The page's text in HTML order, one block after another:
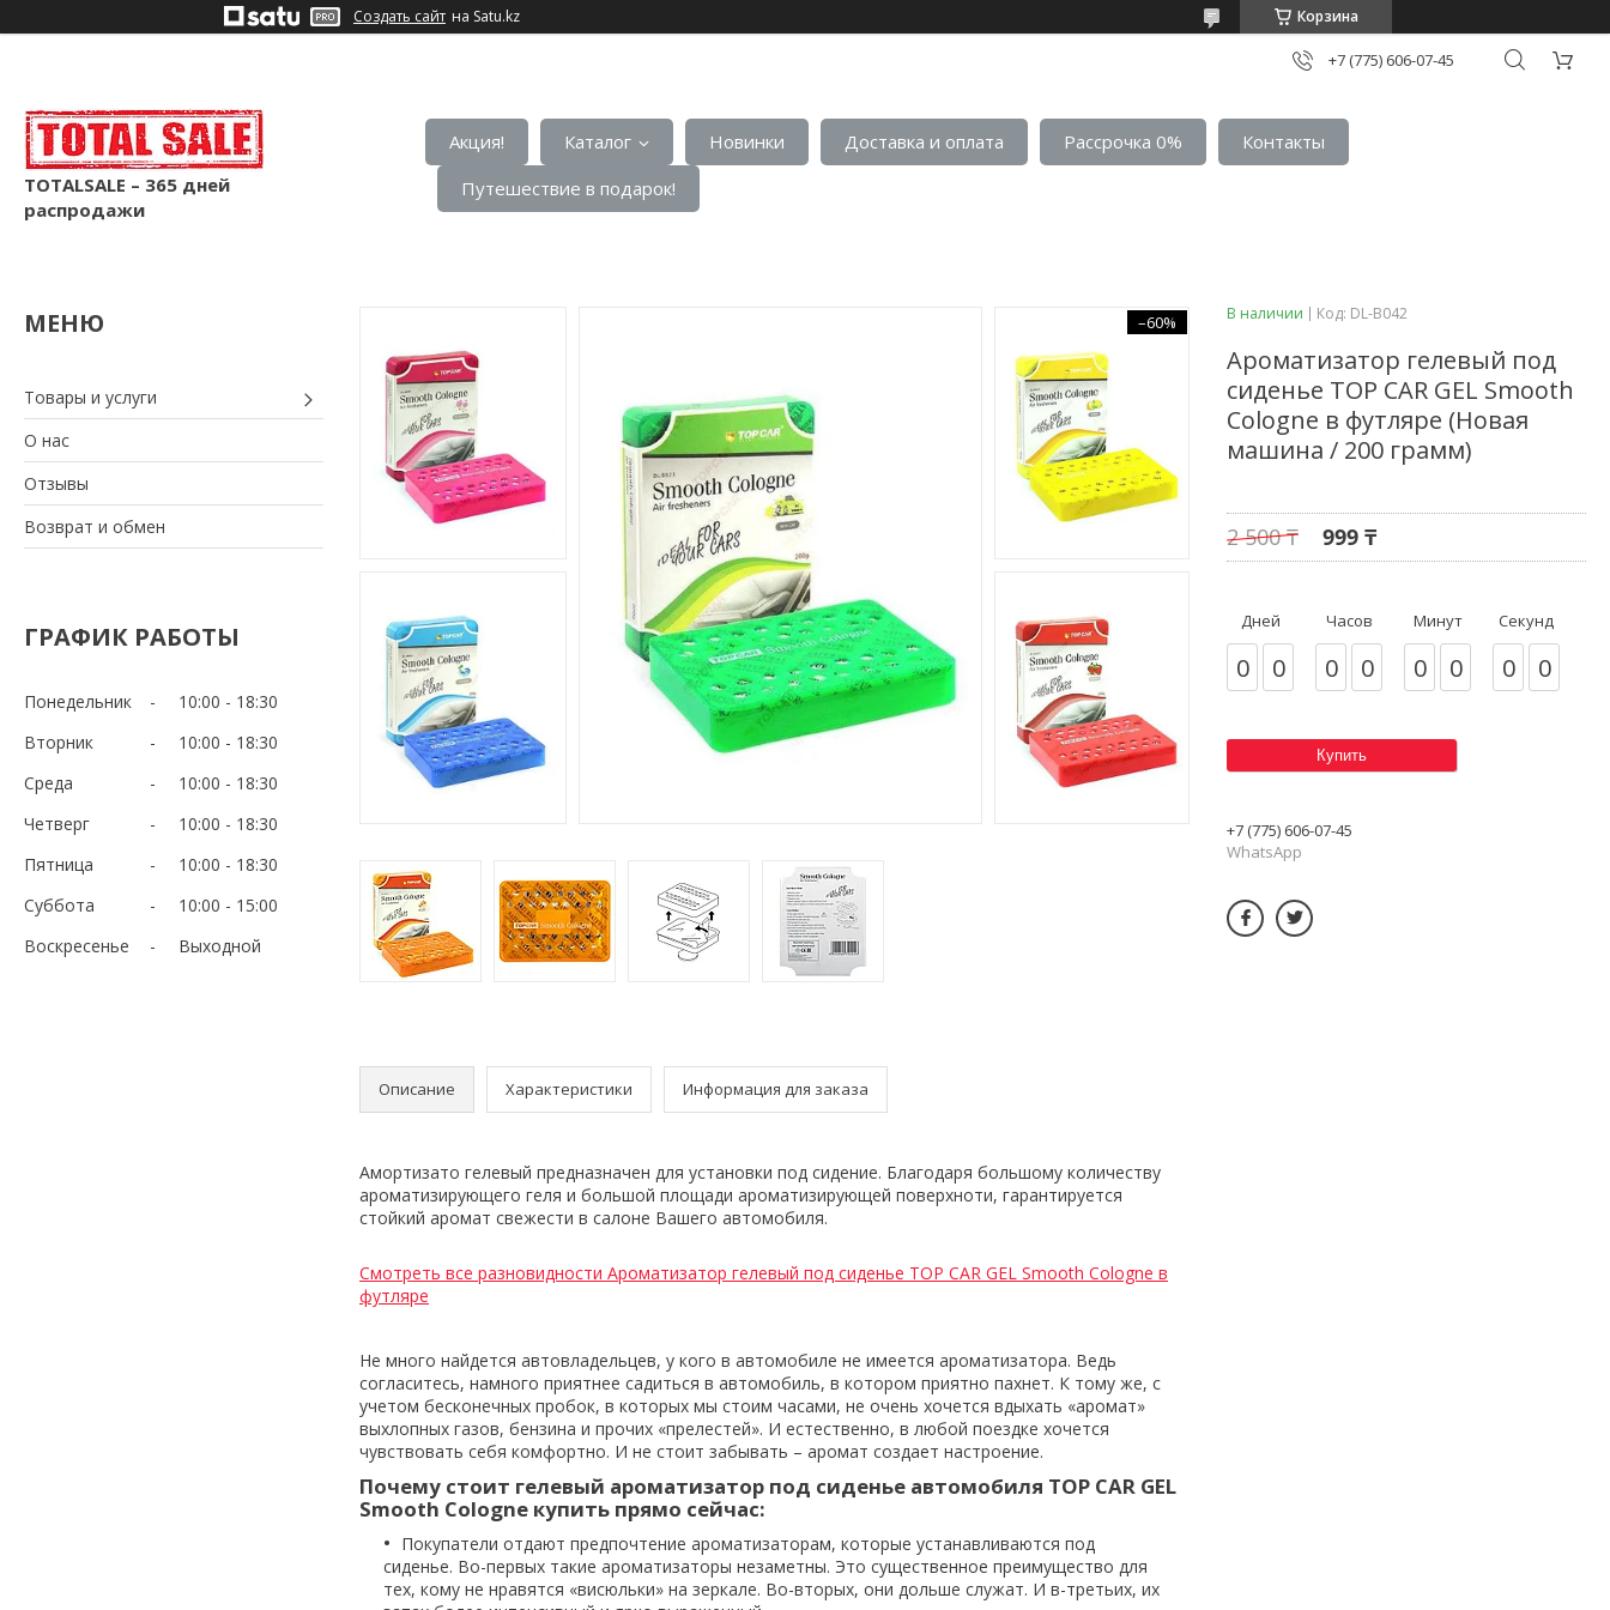
Создать сайт на Satu.kz Корзина
+7 (775) 606-07-45
TOTALSALE – 365 дней
распродажи
Акция! Каталог Новинки Доставка и оплата Рассрочка 0%
Контакты
Путешествие в подарок!
Товары и услуги
О нас
Отзывы
Возврат и обмен
ГРАФИК РАБОТЫ
Понедельник 10:00
18:30
Вторник
10:00
18:30
Среда
10:00
18:30
Четверг
10:00
18:30
Пятница
10:00
18:30
Суббота
10:00
15:00
Воскресенье
Выходной
–60%
Описание Характеристики Информация для заказа
Амортизато гелевый предназначен для установки под сидение. Благодаря большому количеству
ароматизирующего геля и большой площади ароматизирующей поверхноти, гарантируется
стойкий аромат свежести в салоне Вашего автомобиля.
Смотреть все разновидности Ароматизатор гелевый под сиденье TOP CAR GEL Smooth Cologne в
футляре
Не много найдется автовладельцев, у кого в автомобиле не имеется ароматизатора. Ведь
согласитесь, намного приятнее садиться в автомобиль, в котором приятно пахнет. К тому же, с
учетом бесконечных пробок, в которых мы стоим часами, не очень хочется вдыхать «аромат»
выхлопных газов, бензина и прочих «прелестей». И естественно, в любой поездке хочется
чувствовать себя комфортно. И не стоит забывать – аромат создает настроение.
Почему стоит гелевый ароматизатор под сиденье автомобиля TOP CAR GEL
Smooth Cologne купить прямо сейчас:
Покупатели отдают предпочтение ароматизаторам, которые устанавливаются под
сиденье. Во-первых такие ароматизаторы незаметны. Это существенное преимущество для
тех, кому не нравятся «висюльки» на зеркале. Во-вторых, они дольше служат. И в-третьих, их
В наличии Код: DL-B042
Ароматизатор гелевый под
сиденье TOP CAR GEL Smooth
Cologne в футляре (Новая
машина / 200 грамм)
2 500 ₸ 999 ₸
Дней
0 0
Часов
0 0
Минут
0 0
Секунд
0 0
Купить
+7 (775) 606-07-45
WhatsApp